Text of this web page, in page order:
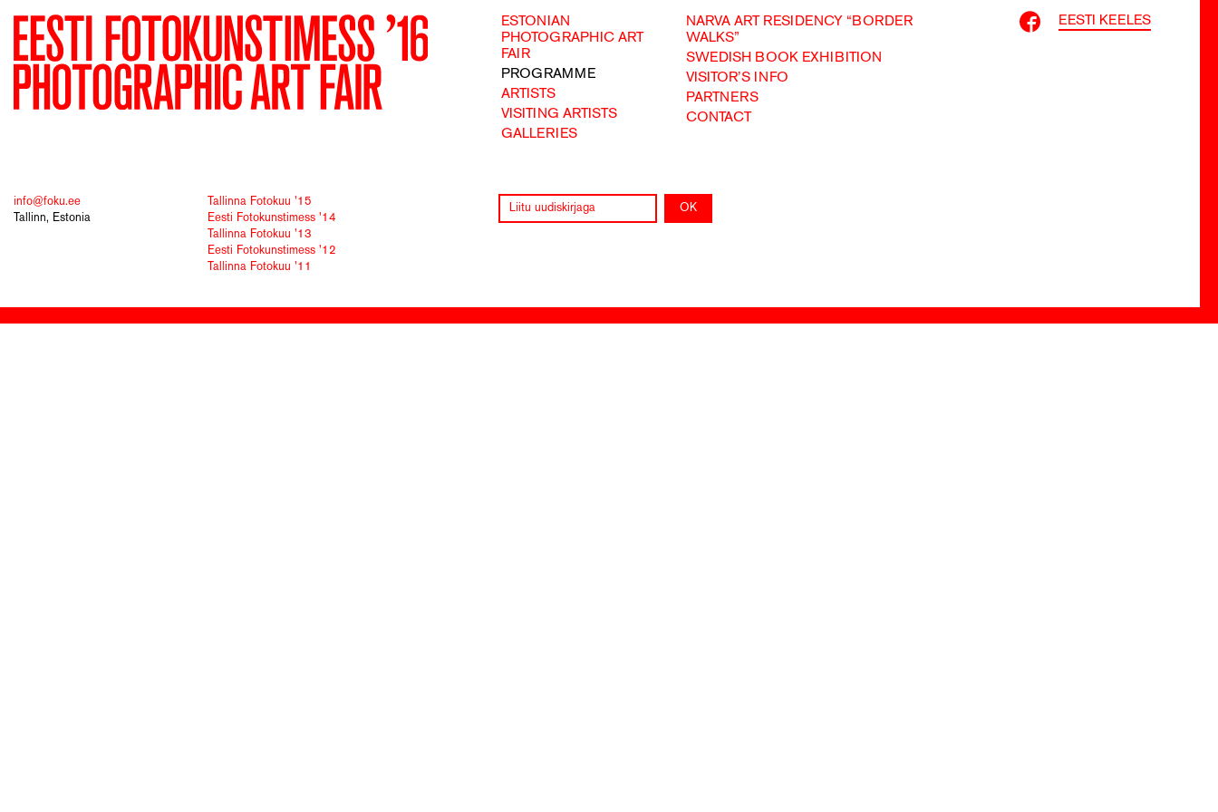
ESTONIAN
PHOTOGRAPHIC ART
FAIR
PROGRAMME
ARTISTS
VISITING ARTISTS
GALLERIES
NARVA ART RESIDENCY “BORDER
WALKS”
SWEDISH BOOK EXHIBITION
VISITOR’S INFO
PARTNERS
CONTACT
EESTI KEELES
info@foku.ee
Tallinn, Estonia
Tallinna Fotokuu '15
Eesti Fotokunstimess '14
Tallinna Fotokuu '13
Eesti Fotokunstimess '12
Tallinna Fotokuu '11